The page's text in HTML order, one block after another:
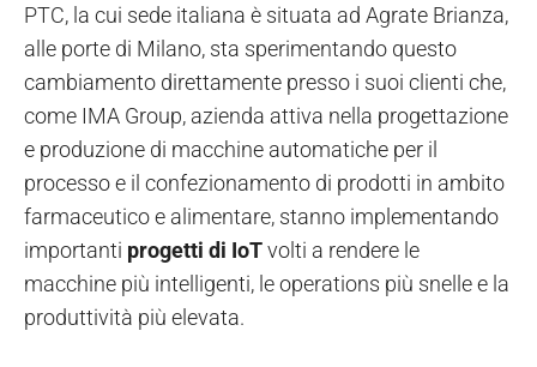
PTC, la cui sede italiana è situata ad Agrate Brianza,
alle porte di Milano, sta sperimentando questo
cambiamento direttamente presso i suoi clienti che,
come IMA Group, azienda attiva nella progettazione
e produzione di macchine automatiche per il
processo e il confezionamento di prodotti in ambito
farmaceutico e alimentare, stanno implementando
importanti progetti di IoTvolti a rendere le
macchine più intelligenti, le operations più snelle e la
produttività più elevata.